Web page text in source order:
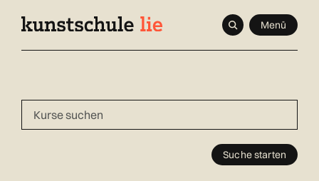
Navigieren
Seitenkontext Menü
Suche starten